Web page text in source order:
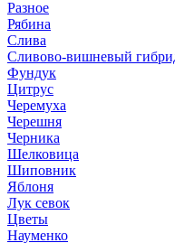
Разное
Рябина
Слива
Сливово-вишневый
Фундук
Цитрус
Черемуха
Черешня
Черника
Шелковица
Шиповник
Яблоня
Лук севок
Цветы
Науменко